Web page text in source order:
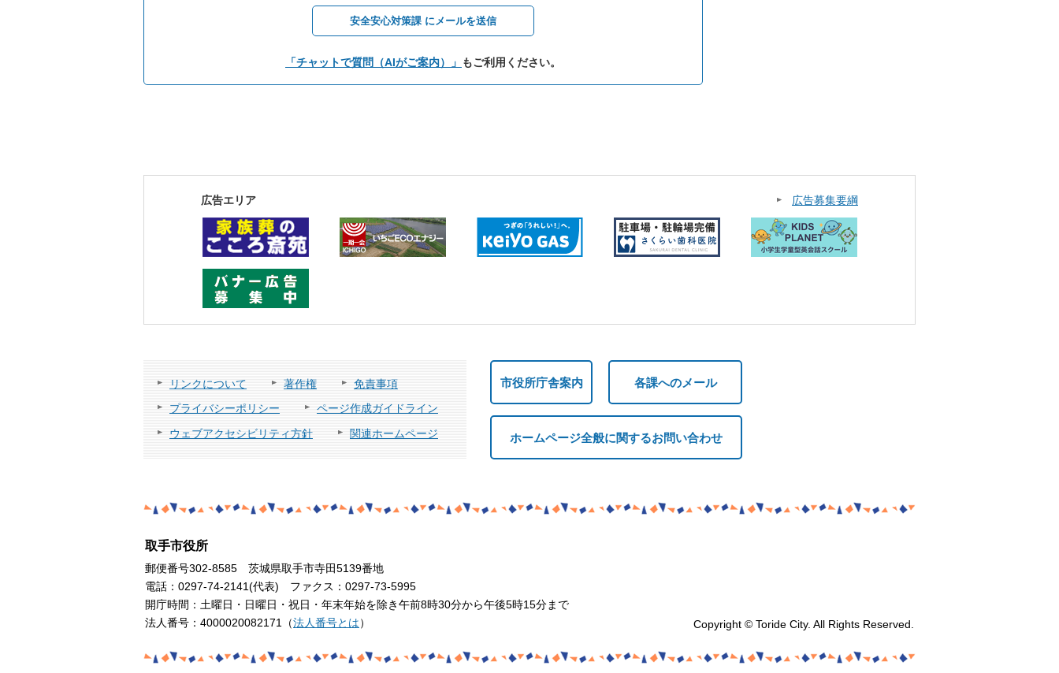
安全安心対策課 にメールを送信
「チャットで質問（AIがご案内）」 もご利用ください。
広告エリア 広告募集要綱
リンクについて 著作権
免責事項
プライバシーポリシー
ページ作成ガイドライン
ウェブアクセシビリティ方針
関連ホームページ
市役所庁舎案内 各課へのメール
ホームページ全般に関するお問い合わせ
取手市役所
郵便番号302-8585 茨城県取手市寺田5139番地
電話：0297-74-2141(代表) ファクス：0297-73-5995
開庁時間：土曜日・日曜日・祝日・年末年始を除き午前8時30分から午後5時15分まで
法人番号：4000020082171（法人番号とは） Copyright © Toride City. All Rights Reserved.